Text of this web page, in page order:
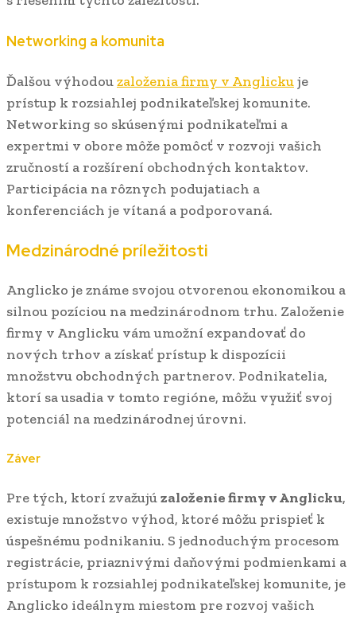
Networking a komunita
Ďalšou výhodouzaloženia firmy v Anglickuje
prístup k rozsiahlej podnikateľskej komunite.
Networking so skúsenými podnikateľmi a
expertmi v obore môže pomôcť v rozvoji vašich
zručností a rozšírení obchodných kontaktov.
Participácia na rôznych podujatiach a
konferenciách je vítaná a podporovaná.
Medzinárodné príležitosti
Anglicko je známe svojou otvorenou ekonomikou a
silnou pozíciou na medzinárodnom trhu. Založenie
firmy v Anglicku vám umožní expandovať do
nových trhov a získať prístup k dispozícii
množstvu obchodných partnerov. Podnikatelia,
ktorí sa usadia v tomto regióne, môžu využiť svoj
potenciál na medzinárodnej úrovni.
Záver
Pre tých, ktorí zvažujúzaloženie firmy v Anglicku,
existuje množstvo výhod, ktoré môžu prispieť k
úspešnému podnikaniu. S jednoduchým procesom
registrácie, priaznivými daňovými podmienkami a
prístupom k rozsiahlej podnikateľskej komunite, je
Anglicko ideálnym miestom pre rozvoj vašich